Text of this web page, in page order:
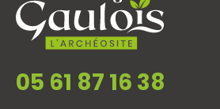
05 61 87 16 38